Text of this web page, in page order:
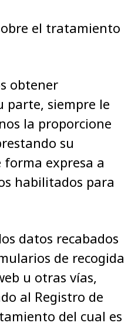
el tratamiento
obtener
parte, siempre le
la proporcione
su
expresa a
habilitados para
datos recabados
de recogida
u otras vías,
al Registro de
del cual es